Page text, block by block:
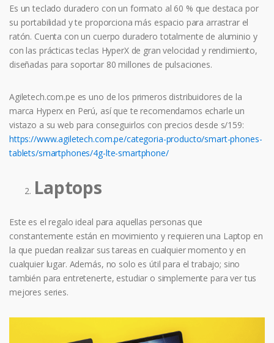
Es un teclado duradero con un formato al 60 % que destaca por
su portabilidad y te proporciona más espacio para arrastrar el
ratón. Cuenta con un cuerpo duradero totalmente de aluminio y
con las prácticas teclas HyperX de gran velocidad y rendimiento,
diseñadas para soportar 80 millones de pulsaciones.
Agiletech.com.pe es uno de los primeros distribuidores de la
marca Hyperx en Perú, así que te recomendamos echarle un
vistazo a su web para conseguirlos con precios desde s/159:
https://www.agiletech.com.pe/categoria-producto/smart-phones-
tablets/smartphones/4g-lte-smartphone/
Laptops
Este es el regalo ideal para aquellas personas que
constantemente están en movimiento y requieren una Laptop en
la que puedan realizar sus tareas en cualquier momento y en
cualquier lugar. Además, no solo es útil para el trabajo; sino
también para entretenerte, estudiar o simplemente para ver tus
mejores series.